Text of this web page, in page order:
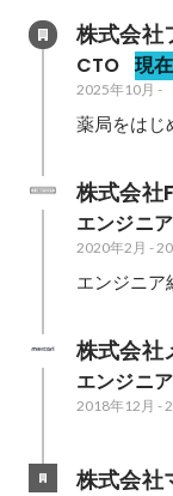
株式会社
CTO 現在
2025年10月 -
薬局をはじ
株式会
エンジニ
2020年2月 -
エンジニア
株式会社
エンジニ
2018年12月 -
株式会社